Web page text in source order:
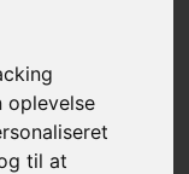
til at
199,00 DKK